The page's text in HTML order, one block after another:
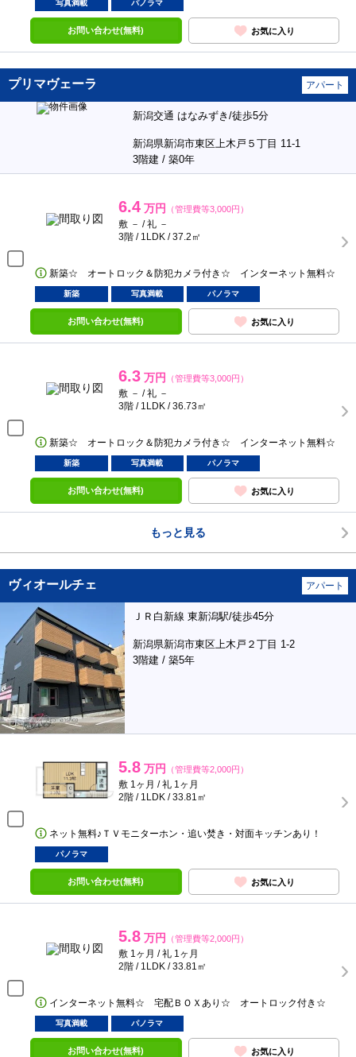
写真満載 パノラマ
お問い合わせ(無料) お気に入り
プリマヴェーラ アパート
新潟交通 はなみずき/徒歩5分
新潟県新潟市東区上木戸５丁目 11-1
3階建 / 築0年
6.4 万円 （管理費等3,000円）
敷 － / 礼 －
3階 / 1LDK / 37.2㎡
新築☆ オートロック＆防犯カメラ付き☆ インターネット無料☆
新築 写真満載 パノラマ
お問い合わせ(無料) お気に入り
6.3 万円 （管理費等3,000円）
敷 － / 礼 －
3階 / 1LDK / 36.73㎡
新築☆ オートロック＆防犯カメラ付き☆ インターネット無料☆
新築 写真満載 パノラマ
お問い合わせ(無料) お気に入り
もっと見る
ヴィオールチェ アパート
ＪＲ白新線 東新潟駅/徒歩45分
新潟県新潟市東区上木戸２丁目 1-2
3階建 / 築5年
5.8 万円 （管理費等2,000円）
敷 1ヶ月 / 礼 1ヶ月
2階 / 1LDK / 33.81㎡
ネット無料♪ＴＶモニターホン・追い焚き・対面キッチンあり！
パノラマ
お問い合わせ(無料) お気に入り
5.8 万円 （管理費等2,000円）
敷 1ヶ月 / 礼 1ヶ月
2階 / 1LDK / 33.81㎡
インターネット無料☆ 宅配ＢＯＸあり☆ オートロック付き☆
写真満載 パノラマ
お問い合わせ(無料) お気に入り